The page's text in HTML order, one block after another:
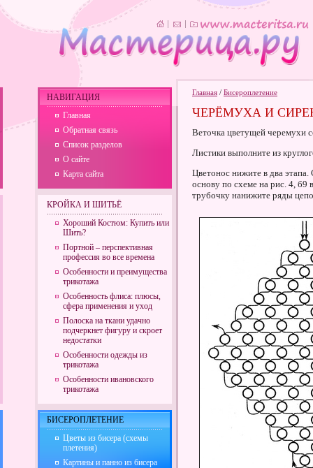
Главная / Бисероплетение
ЧЕРЁМУХА И
Веточка цветущей черемухи
Листики выполните из
Цветонос нижите в два этапа.
основу по схеме на рис. 4, б9
трубочку нанижите ряды
НАВИГАЦИЯ
Главная
Обратная связь
Список разделов
О сайте
Карта сайта
КРОЙКА И ШИТЬЁ
Хороший Костюм: Купить или
Шить?
Портной – перспективная
профессия во все времена
Особенности и преимущества
трикотажа
Особенность флиса: плюсы,
сфера применения и уход
Полоска на ткани удачно
подчеркнет фигуру и скроет
недостатки
Особенности одежды из
трикотажа
Особенности ивановского
трикотажа
БИСЕРОПЛЕТЕНИЕ
Цветы из бисера (схемы
плетения)
Картины и панно из бисера